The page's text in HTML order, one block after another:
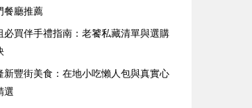
餐廳推薦
必買伴手禮指南：老饕私藏清單與選購
新豐街美食：在地小吃懶人包與真實心
選